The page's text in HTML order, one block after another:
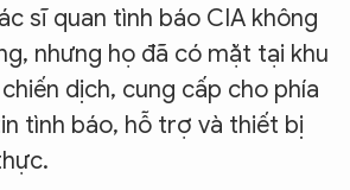
sĩ quan tình báo CIA không
nhưng họ đã có mặt tại khu
dịch, cung cấp cho phía
tình báo, hỗ trợ và thiết bị
CHATBOT CỦA
bất kỳ điều gì bạn cần biết về
Đô nhé. Tôi sẵn sàng hỗ trợ!